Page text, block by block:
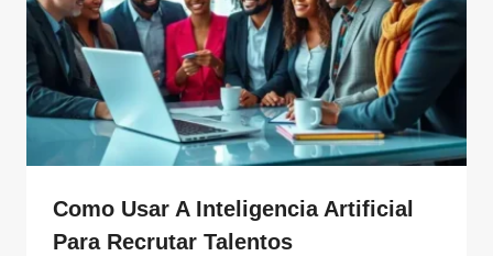
Como Usar A Inteligencia Artificial
Para Recrutar Talentos